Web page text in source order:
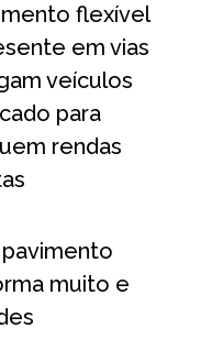
flexível
em vias
veículos
para
rendas
muito e